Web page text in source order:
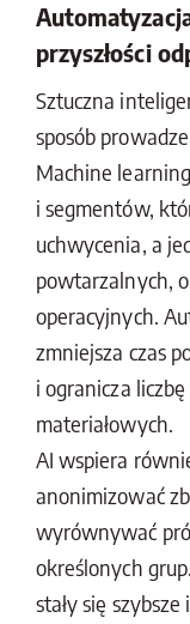
przyszłości
Sztuczna
sposób
Machine
i segmentów,
uchwycenia, a
powtarzalnych,
operacyjnych.
zmniejsza czas
i ogranicza
materiałowych.
AI wspiera
anonimizować
wyrównywać
określonych
stały się